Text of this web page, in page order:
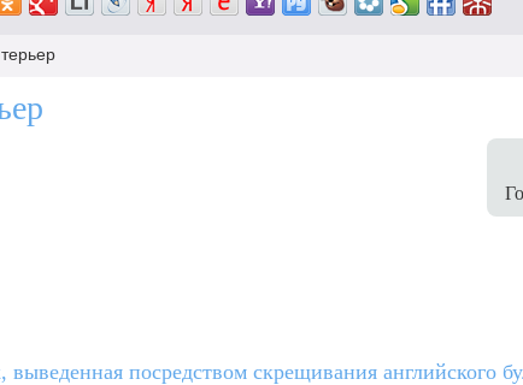
посредством скрещивания английского